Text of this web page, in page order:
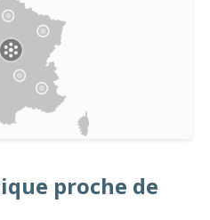
proche de